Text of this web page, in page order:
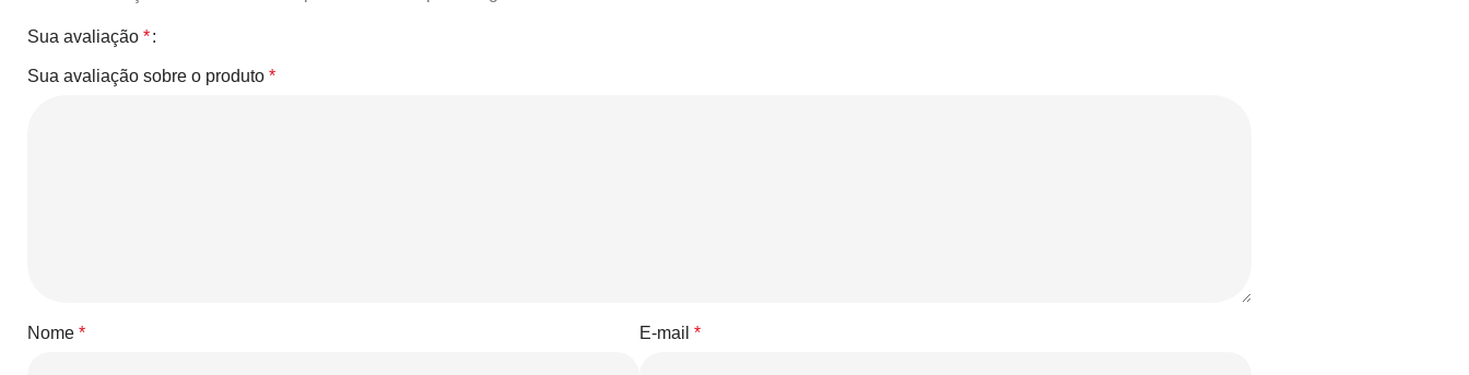
Sua avaliação *
Sua avaliação sobre o produto *
Nome * E-mail *